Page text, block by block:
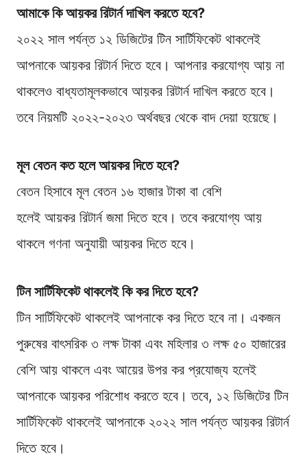
আমাকে কি আয়কর রিটার্ন দাখিল করতে হবে?
২০২২ সাল পর্যন্ত ১২ ডিজিটের টিন সার্টিফিকেট থাকলেই
আপনাকে আয়কর রিটার্ন দিতে হবে। আপনার করযোগ্য আয় না
থাকলেও বাধ্যতামূলকভাবে আয়কর রিটার্ন দাখিল করতে হবে।
তবে নিয়মটি ২০২২-২০২৩ অর্থবছর থেকে বাদ দেয়া হয়েছে।
মূল বেতন কত হলে আয়কর দিতে হবে?
বেতন হিসাবে মূল বেতন ১৬ হাজার টাকা বা বেশি
হলেই আয়কর রিটার্ন জমা দিতে হবে। তবে করযোগ্য আয়
থাকলে গণনা অনুযায়ী আয়কর দিতে হবে।
টিন সার্টিফিকেট থাকলেই কি কর দিতে হবে?
টিন সার্টিফিকেট থাকলেই আপনাকে কর দিতে হবে না। একজন
পুরুষের বাৎসরিক ৩ লক্ষ টাকা এবং মহিলার ৩ লক্ষ ৫০ হাজারের
বেশি আয় থাকলে এবং আয়ের উপর কর প্রযোজ্য হলেই
আপনাকে আয়কর পরিশোধ করতে হবে। তবে, ১২ ডিজিটের টিন
সার্টিফিকেট থাকলেই আপনাকে ২০২২ সাল পর্যন্ত আয়কর রিটার্ন
দিতে হবে।